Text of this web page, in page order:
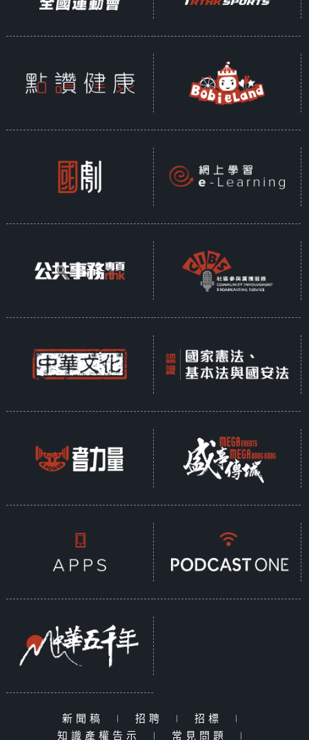
新聞稿 | 招聘 | 招標
|
知識產權告示
| 常見問題 |